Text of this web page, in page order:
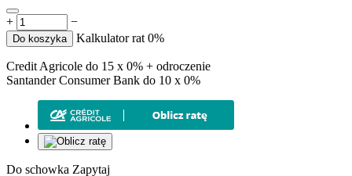
+ −
Do koszyka Kalkulator rat 0%
Credit Agricole do 15 x 0% + odroczenie
Santander Consumer Bank do 10 x 0%
Do schowka Zapytaj